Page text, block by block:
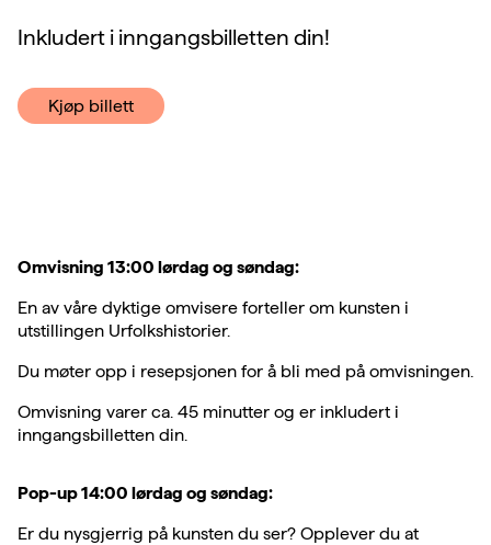
Inkludert i inngangsbilletten din!
Kjøp billett
Omvisning 13:00 lørdag og søndag:
En av våre dyktige omvisere forteller om kunsten i
utstillingen Urfolkshistorier.
Du møter opp i resepsjonen for å bli med på omvisningen.
Omvisning varer ca. 45 minutter og er inkludert i
inngangsbilletten din.
Pop-up 14:00 lørdag og søndag:
Er du nysgjerrig på kunsten du ser? Opplever du at